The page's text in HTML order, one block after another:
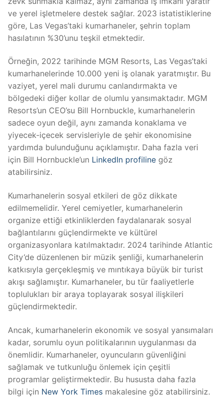
ve yerel işletmelere destek sağlar. 2023 istatistiklerine
göre, Las Vegas’taki kumarhaneler, şehrin toplam
hasılatının %30’unu teşkil etmektedir.
Örneğin, 2022 tarihinde MGM Resorts, Las Vegas’taki
kumarhanelerinde 10.000 yeni iş olanak yaratmıştır. Bu
vaziyet, yerel mali durumu canlandırmakta ve
bölgedeki diğer kollar de olumlu yansımaktadır. MGM
Resorts’un CEO’su Bill Hornbuckle, kumarhanelerin
sadece oyun değil, aynı zamanda konaklama ve
yiyecek-içecek servisleriyle de şehir ekonomisine
yardımda bulunduğunu açıklamıştır. Daha fazla veri
için Bill Hornbuckle’un LinkedIn profiline göz
atabilirsiniz.
Kumarhanelerin sosyal etkileri de göz dikkate
edilmemelidir. Yerel cemiyetler, kumarhanelerin
organize ettiği etkinliklerden faydalanarak sosyal
bağlantılarını güçlendirmekte ve kültürel
organizasyonlara katılmaktadır. 2024 tarihinde Atlantic
City’de düzenlenen bir müzik şenliği, kumarhanelerin
katkısıyla gerçekleşmiş ve mıntıkaya büyük bir turist
akışı sağlamıştır. Kumarhaneler, bu tür faaliyetlerle
toplulukları bir araya toplayarak sosyal ilişkileri
güçlendirmektedir.
Ancak, kumarhanelerin ekonomik ve sosyal yansımaları
kadar, sorumlu oyun politikalarının uygulanması da
önemlidir. Kumarhaneler, oyuncuların güvenliğini
sağlamak ve tutkunluğu önlemek için çeşitli
programlar geliştirmektedir. Bu hususta daha fazla
bilgi için New York Times makalesine göz atabilirsiniz.